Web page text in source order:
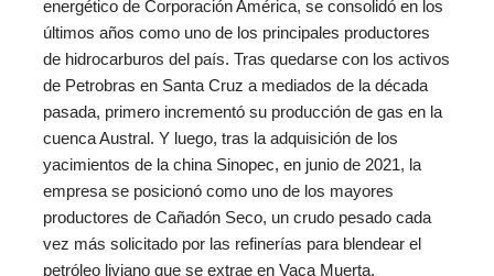
energético de Corporación América, se consolidó en los
últimos años como uno de los principales productores
de hidrocarburos del país. Tras quedarse con los activos
de Petrobras en Santa Cruz a mediados de la década
pasada, primero incrementó su producción de gas en la
cuenca Austral. Y luego, tras la adquisición de los
yacimientos de la china Sinopec, en junio de 2021, la
empresa se posicionó como uno de los mayores
productores de Cañadón Seco, un crudo pesado cada
vez más solicitado por las refinerías para blendear el
petróleo liviano que se extrae en Vaca Muerta.